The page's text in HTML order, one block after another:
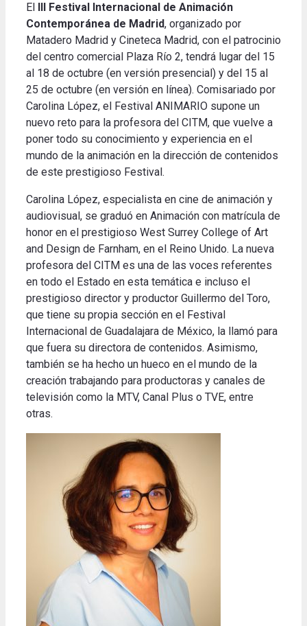
El
III Festival Internacional de Animación
Contemporánea de Madrid, organizado por
Matadero Madrid y Cineteca Madrid, con el patrocinio
del centro comercial Plaza Río 2, tendrá lugar del 15
al 18 de octubre (en versión presencial) y del 15 al
25 de octubre (en versión en línea). Comisariado por
Carolina López, el Festival ANIMARIO supone un
nuevo reto para la profesora del CITM, que vuelve a
poner todo su conocimiento y experiencia en el
mundo de la animación en la dirección de contenidos
de este prestigioso Festival.
Carolina López, especialista en cine de animación y
audiovisual, se graduó en Animación con matrícula de
honor en el prestigioso West Surrey College of Art
and Design de Farnham, en el Reino Unido. La nueva
profesora del CITM es una de las voces referentes
en todo el Estado en esta temática e incluso el
prestigioso director y productor Guillermo del Toro,
que tiene su propia sección en el Festival
Internacional de Guadalajara de México, la llamó para
que fuera su directora de contenidos. Asimismo,
también se ha hecho un hueco en el mundo de la
creación trabajando para productoras y canales de
televisión como la MTV, Canal Plus o TVE, entre
otras.